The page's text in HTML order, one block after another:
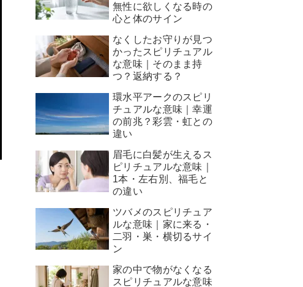
無性に欲しくなる時の
心と体のサイン
なくしたお守りが見つ
かったスピリチュアル
な意味｜そのまま持
つ？返納する？
環水平アークのスピリ
チュアルな意味｜幸運
の前兆？彩雲・虹との
違い
眉毛に白髪が生えるス
ピリチュアルな意味｜
1本・左右別、福毛と
の違い
ツバメのスピリチュア
ルな意味｜家に来る・
二羽・巣・横切るサイ
ン
家の中で物がなくなる
スピリチュアルな意味